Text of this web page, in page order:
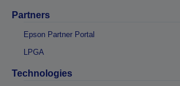
Partners
Epson Partner Portal
LPGA
Technologies